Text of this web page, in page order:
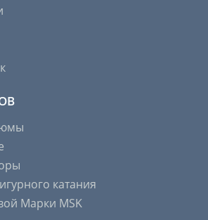
катания
Марки MSK